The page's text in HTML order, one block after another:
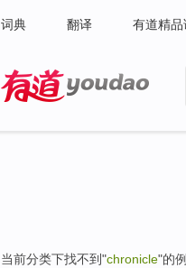
词典 翻译 有道精品
当前分类下找不到"chronicle"的